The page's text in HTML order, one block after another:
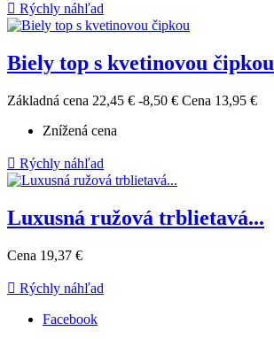
 Rýchly náhľad
Biely top s kvetinovou čipkou
Základná cena 22,45 € -8,50 € Cena 13,95 €
Znížená cena
 Rýchly náhľad
Luxusná ružová trblietavá...
Cena 19,37 €
 Rýchly náhľad
Facebook